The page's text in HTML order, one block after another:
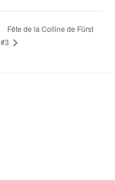
Fête de la Colline de Fürst
#3